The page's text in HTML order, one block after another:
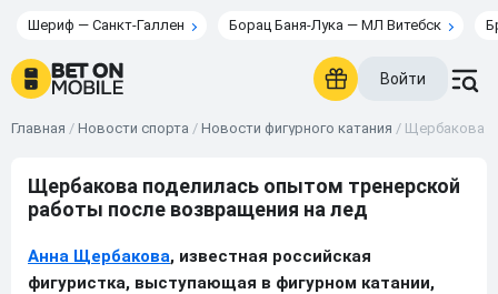
Шериф — Санкт-Галлен Борац Баня-Лука — МЛ Витебск
Войти
Главная / Новости спорта / Новости фигурного катания / Щербакова
Щербакова поделилась опытом тренерской
работы после возвращения на лед
Анна Щербакова, известная российская
фигуристка, выступающая в фигурном катании,